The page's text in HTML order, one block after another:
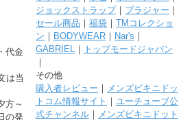
代金
は当
方～
の発
ジョックストラップ｜ ブラジャー ｜
セール商品 ｜ 福袋｜ TMコレクショ
ン ｜ BODYWEAR｜ Nar's ｜
GABRIEL｜
トップモードジャパン
｜
その他
購入者レビュー ｜ メンズビキニドッ
トコム情報サイト ｜ ユーチューブ公
式チャンネル｜ メンズビキニドット